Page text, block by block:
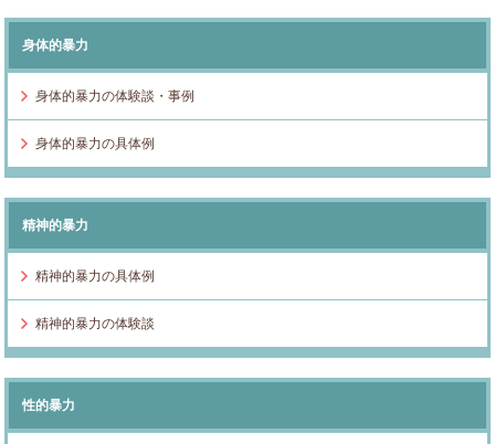
身体的暴力
身体的暴力の体験談・事例
身体的暴力の具体例
精神的暴力
精神的暴力の具体例
精神的暴力の体験談
性的暴力